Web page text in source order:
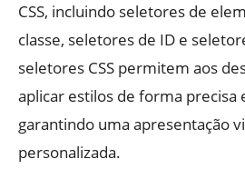
CSS, incluindo seletores de
classe, seletores de ID e
seletores CSS permitem aos
aplicar estilos de forma precisa
garantindo uma apresentação
personalizada.